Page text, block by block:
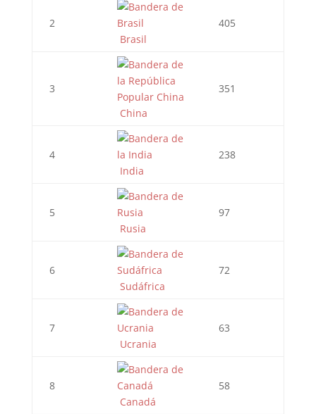
2
Brasil
405
3
China
351
4
India
238
5
Rusia
97
6
Sudáfrica
72
7
Ucrania
63
8
Canadá
58